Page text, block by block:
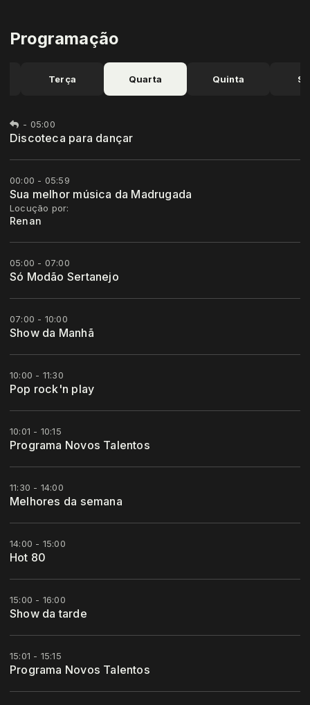
Programação
Terça Quarta Quinta
- 05:00
Discoteca para dançar
00:00 - 05:59
Sua melhor música da Madrugada
Locução por:
Renan
05:00 - 07:00
Só Modão Sertanejo
07:00 - 10:00
Show da Manhã
10:00 - 11:30
Pop rock'n play
10:01 - 10:15
Programa Novos Talentos
11:30 - 14:00
Melhores da semana
14:00 - 15:00
Hot 80
15:00 - 16:00
Show da tarde
15:01 - 15:15
Programa Novos Talentos